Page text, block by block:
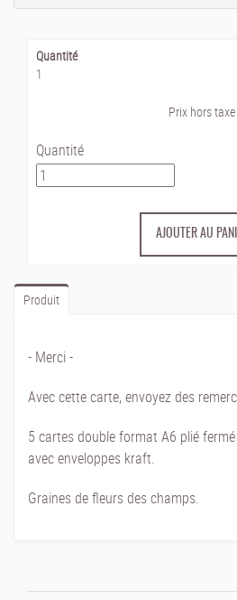
Quantité
1
Prix hors taxe
Quantité
Produit
- Merci -
Avec cette carte, envoyez des
5 cartes double format A6 plié
avec enveloppes kraft.
Graines de fleurs des champs.